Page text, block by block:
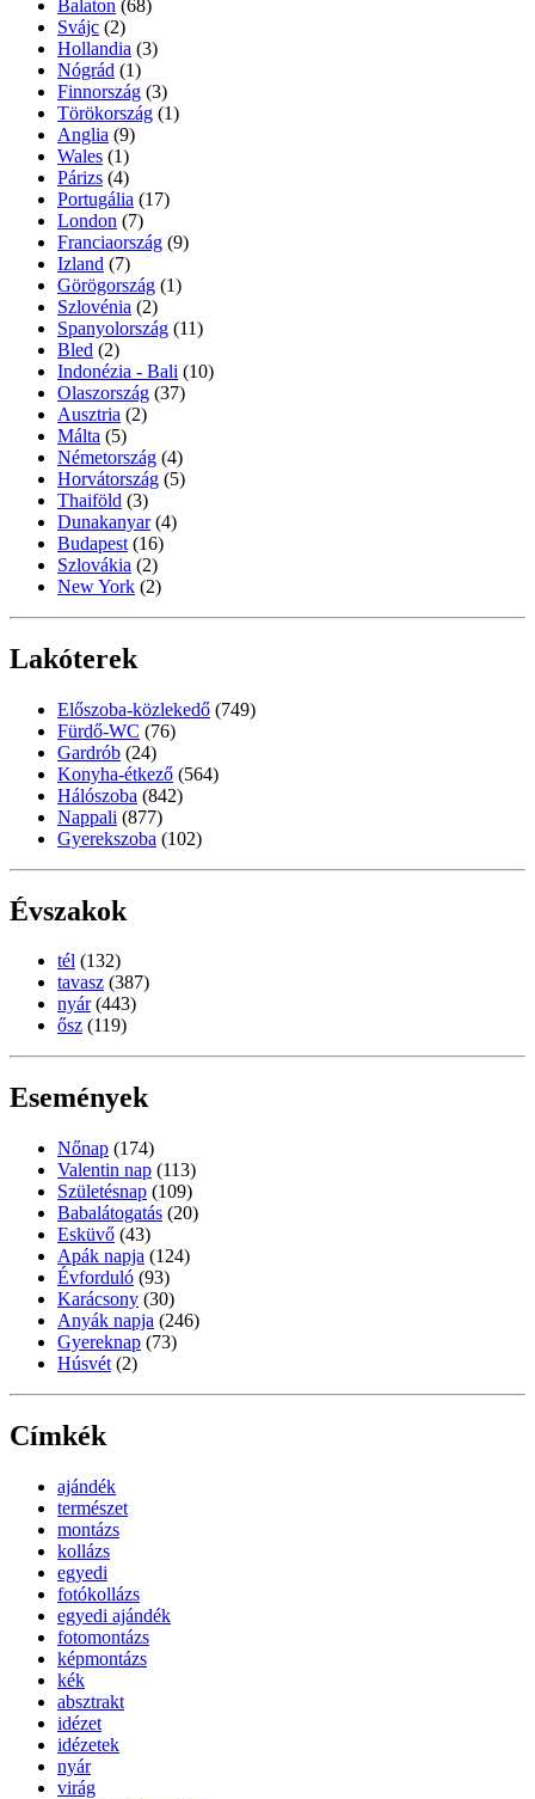
Balaton (68)
Svájc (2)
Hollandia (3)
Nógrád (1)
Finnország (3)
Törökország (1)
Anglia (9)
Wales (1)
Párizs (4)
Portugália (17)
London (7)
Franciaország (9)
Izland (7)
Görögország (1)
Szlovénia (2)
Spanyolország (11)
Bled (2)
Indonézia - Bali (10)
Olaszország (37)
Ausztria (2)
Málta (5)
Németország (4)
Horvátország (5)
Thaiföld (3)
Dunakanyar (4)
Budapest (16)
Szlovákia (2)
New York (2)
Lakóterek
Előszoba-közlekedő (749)
Fürdő-WC (76)
Gardrób (24)
Konyha-étkező (564)
Hálószoba (842)
Nappali (877)
Gyerekszoba (102)
Évszakok
tél (132)
tavasz (387)
nyár (443)
ősz (119)
Események
Nőnap (174)
Valentin nap (113)
Születésnap (109)
Babalátogatás (20)
Esküvő (43)
Apák napja (124)
Évforduló (93)
Karácsony (30)
Anyák napja (246)
Gyereknap (73)
Húsvét (2)
Címkék
ajándék
természet
montázs
kollázs
egyedi
fotókollázs
egyedi ajándék
fotomontázs
képmontázs
kék
absztrakt
idézet
idézetek
nyár
virág